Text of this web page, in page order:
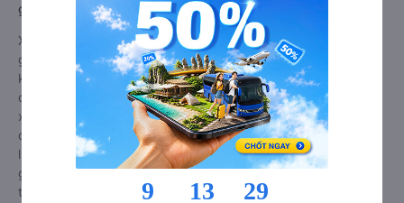
giường nằm đôi: Riêng tư, đầy đủ tiện nghi
Xe khách đi Di Linh - Lâm Đồng từ Thăng Bình - Quảng Nam
giường nằm đôi là loại xe đặc biệt. Với mỗi giường được thiết
kế như một phòng ngủ khách sạn sang trọng, hiện đại. Đây là
dòng xe giường nằm cho cặp đôi đi Di Linh - Lâm Đồng mới
xuất hiện tại Việt Nam. Loại xe giường nằm đôi ra đời nhằm
đáp ứng yêu cầu ngày càng cao của khách hàng về chất
lượng dịch vụ vận tải. So với xe giường nằm thông thường, xe
giường nằm đôi đi Di Linh - Lâm Đồng có nhiều ưu điểm và
tiện nghi vượt trội. Màn hình LCD với hàng nghìn bộ phim giải